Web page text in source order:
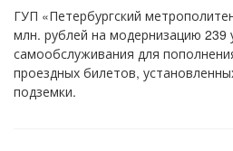
ГУП «Петербургский
млн. рублей на модернизацию 239
самообслуживания для
проездных билетов,
подземки.